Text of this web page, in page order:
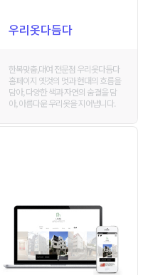
우리옷다듬다
한복맞춤,대여 전문점 우리옷다듬다
홈페이지 옛것의 멋과 현대의 흐름을
담아, 다양한 색과 자연의 숨결을 담
아, 아름다운 우리옷을 지어냅니다.